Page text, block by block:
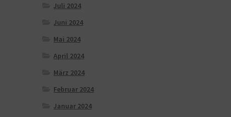
Juli 2024
Juni 2024
Mai 2024
April 2024
März 2024
Februar 2024
Januar 2024